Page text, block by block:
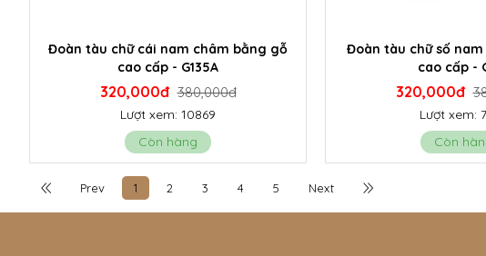
Đoàn tàu chữ cái nam châm bằng gỗ
cao cấp - G135A
320,000đ 380,000đ
Lượt xem: 10869
Còn hàng
Đoàn tàu chữ số
cao cấp -
320,000đ
Lượt xem:
Còn
Prev 1 2 3 4 5 Next